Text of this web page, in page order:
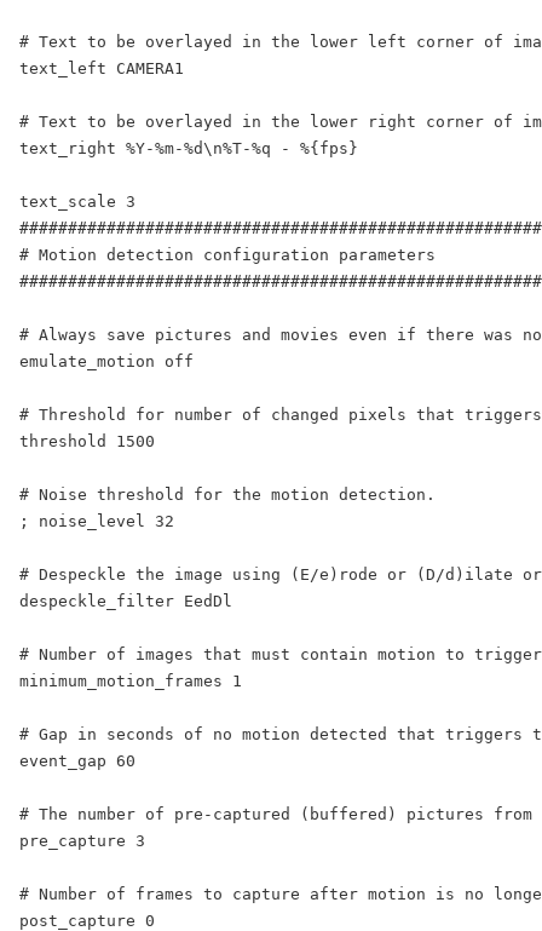
# Text to be overlayed in the lower left corner of
text_left CAMERA1
# Text to be overlayed in the lower right corner of
text_right %Y-%m-%d\n%T-%q - %{fps}
text_scale 3
# Motion detection configuration parameters
# Always save pictures and movies even if there was
emulate_motion off
# Threshold for number of changed pixels that
threshold 1500
# Noise threshold for the motion detection.
; noise_level 32
# Despeckle the image using (E/e)rode or (D/d)ilate
despeckle_filter EedDl
# Number of images that must contain motion to
minimum_motion_frames 1
# Gap in seconds of no motion detected that triggers
event_gap 60
# The number of pre-captured (buffered) pictures from
pre_capture 3
# Number of frames to capture after motion is no
post_capture 0